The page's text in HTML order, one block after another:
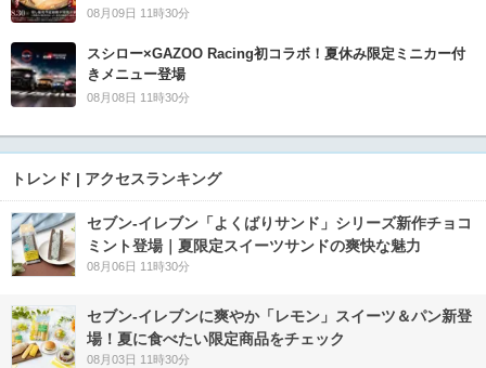
08月09日 11時30分
スシロー×GAZOO Racing初コラボ！夏休み限定ミニカー付
きメニュー登場
08月08日 11時30分
トレンド | アクセスランキング
セブン‐イレブン「よくばりサンド」シリーズ新作チョコ
ミント登場｜夏限定スイーツサンドの爽快な魅力
08月06日 11時30分
セブン‐イレブンに爽やか「レモン」スイーツ＆パン新登
場！夏に食べたい限定商品をチェック
08月03日 11時30分